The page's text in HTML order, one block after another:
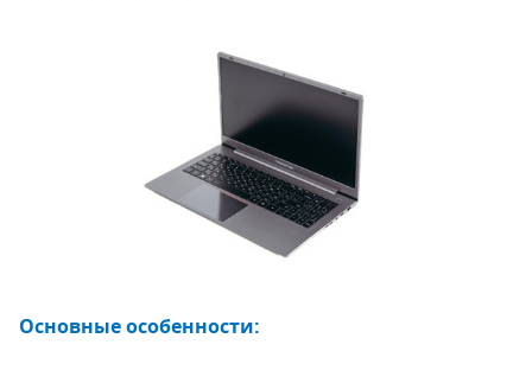
Основные особенности: